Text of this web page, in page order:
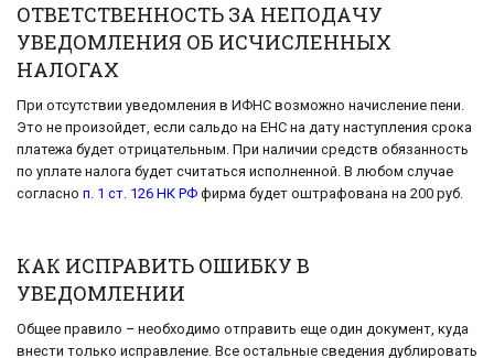
ОТВЕТСТВЕННОСТЬ ЗА НЕПОДАЧУ
УВЕДОМЛЕНИЯ ОБ ИСЧИСЛЕННЫХ
НАЛОГАХ
При отсутствии уведомления в ИФНС возможно начисление пени.
Это не произойдет, если сальдо на ЕНС на дату наступления срока
платежа будет отрицательным. При наличии средств обязанность
по уплате налога будет считаться исполненной. В любом случае
согласно п. 1 ст. 126 НК РФ фирма будет оштрафована на 200 руб.
КАК ИСПРАВИТЬ ОШИБКУ В
УВЕДОМЛЕНИИ
Общее правило – необходимо отправить еще один документ, куда
внести только исправление. Все остальные сведения дублировать